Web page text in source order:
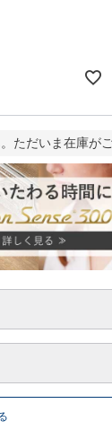
ただいま在庫が